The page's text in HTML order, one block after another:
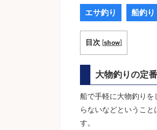
エサ釣り 船釣り
目次 [show]
大物釣りの定
船で手軽に大物釣り
らないなどというこ
す。